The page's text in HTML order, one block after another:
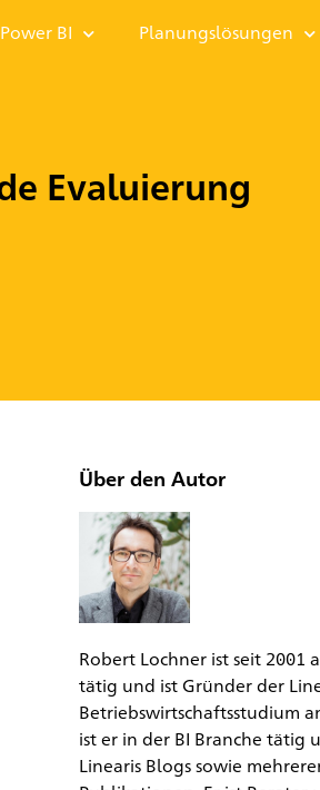
Power BI Planungslösungen
Evaluierung
Über den Autor
Robert Lochner ist seit 2001
tätig und ist Gründer der
Betriebswirtschaftsstudium
ist er in der BI Branche tätig
Linearis Blogs sowie